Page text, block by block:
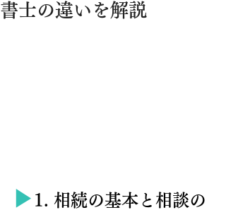
書士の違いを解説
▶︎ 1. 相続の基本と相談の